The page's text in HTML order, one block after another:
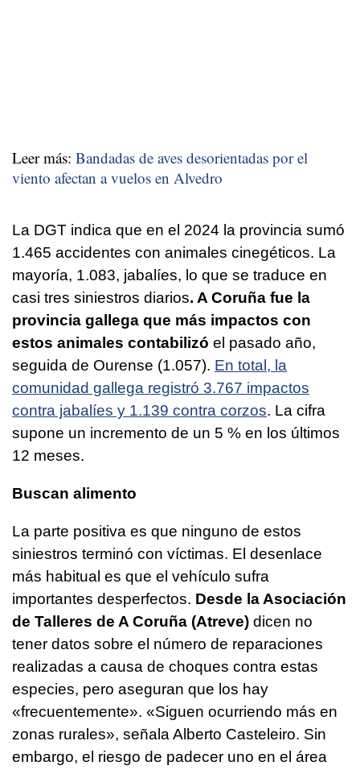
Leer más: Bandadas de aves desorientadas por el
viento afectan a vuelos en Alvedro
La DGT indica que en el 2024 la provincia sumó
1.465 accidentes con animales cinegéticos. La
mayoría, 1.083, jabalíes, lo que se traduce en
casi tres siniestros diarios. A Coruña fue la
provincia gallega que más impactos con
estos animales contabilizó el pasado año,
seguida de Ourense (1.057). En total, la
comunidad gallega registró 3.767 impactos
contra jabalíes y 1.139 contra corzos. La cifra
supone un incremento de un 5 % en los últimos
12 meses.
Buscan alimento
La parte positiva es que ninguno de estos
siniestros terminó con víctimas. El desenlace
más habitual es que el vehículo sufra
importantes desperfectos. Desde la Asociación
de Talleres de A Coruña (Atreve) dicen no
tener datos sobre el número de reparaciones
realizadas a causa de choques contra estas
especies, pero aseguran que los hay
«frecuentemente». «Siguen ocurriendo más en
zonas rurales», señala Alberto Casteleiro. Sin
embargo, el riesgo de padecer uno en el área